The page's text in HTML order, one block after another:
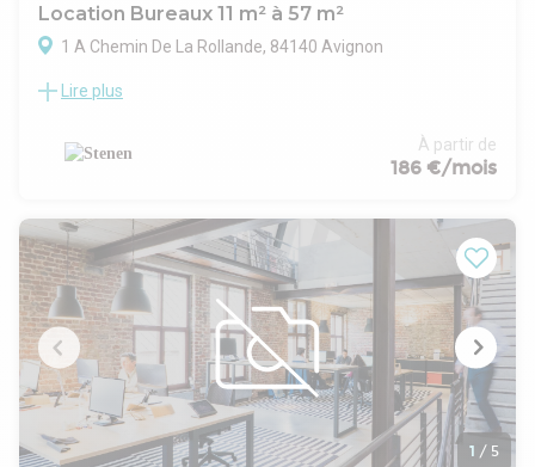
Location Bureaux 11 m² à 57 m²
1 A Chemin De La Rollande, 84140 Avignon
Le cabinet STENEN vous propose à la location des bureaux
tertiaires, situé au coeur de la zone d'affaires d'Agroparc à
Avignon.
permettant de répondre aux besoins des indépendants, TPE,
PME ou entreprises en développement.
Les occupants bénéficient d'espaces communs de qualité
comprenant une cuisine, un espace détente ainsi que des
sanitaires. Des salles de réunion peuvent également être
louées ponctuellement selon vos besoins.
Le site dispose d'un stationnement libre et bénéficie d'une
excellente accessibilité, avec un arrêt de bus situé au pied de
l'immeuble et un accès immédiat à l'autoroute.
Une solution flexible et fonctionnelle pour implanter votre
Lire plus
À partir de
186 €/mois
1 / 5